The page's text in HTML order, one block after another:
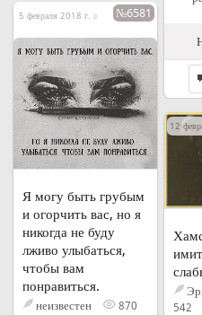
5 февраля 2018 г. в 11:15№6581
Я могу быть грубым
и огорчить вас, но я
никогда не буду
лживо улыбаться,
чтобы вам
понравиться.
неизвестен 870
12
542